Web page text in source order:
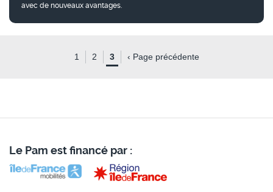
avec de nouveaux avantages.
Page
1 Page
2 Page
3 ‹ Page précédente
Le Pam est financé par :